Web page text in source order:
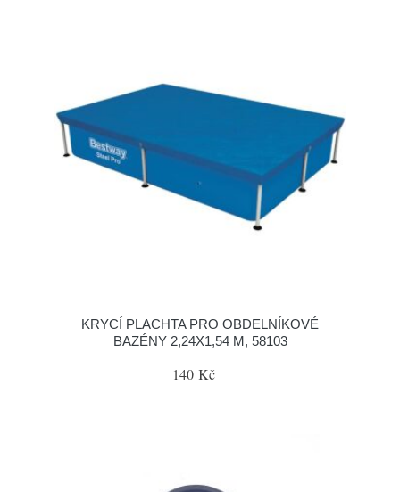
KRYCÍ PLACHTA PRO OBDELNÍKOVÉ
BAZÉNY 2,24X1,54 M, 58103
140 Kč